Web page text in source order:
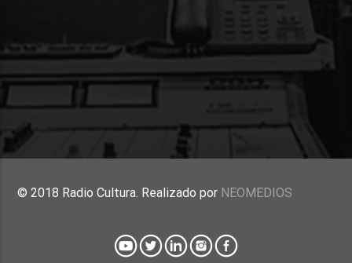
© 2018 Radio Cultura. Realizado por NEOMEDIOS